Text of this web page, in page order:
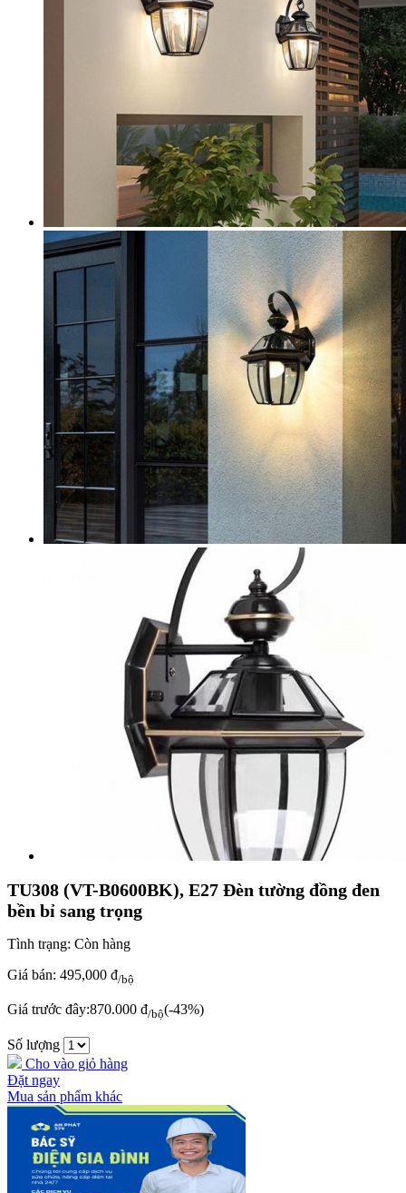
TU308 (VT-B0600BK), E27 Đèn tường đồng đen
bền bỉ sang trọng
Tình trạng: Còn hàng
Giá bán: 495,000 đ/bộ
Giá trước đây:870.000 đ/bộ(-43%)
Số lượng
Cho vào giỏ hàng
Đặt ngay
Mua sản phẩm khác